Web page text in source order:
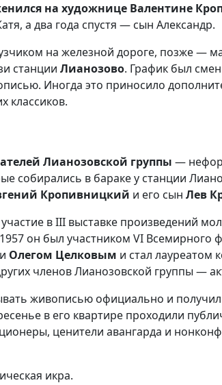
на художнице Валентине
а два года спустя — сын Александр.
на железной дороге, позже —
станции Лианозово. График был
Иногда это приносило
классиков.
Лианозовской группы —
собирались в бараке у станции
Кропивницкий и его сын Лев
в III выставке произведений
он был участником VI Всемирного
и Олегом Целковым и стал лауреатом
членов Лианозовской группы —
живописью официально и
в его квартире проходили
ценители авангарда и
икра.